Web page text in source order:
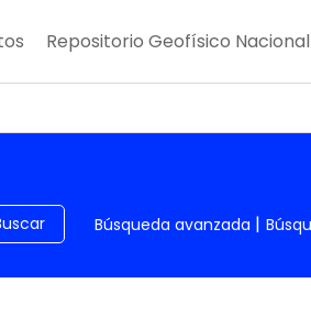
Repositorio Geofísico Nacional
Búsqueda avanzada